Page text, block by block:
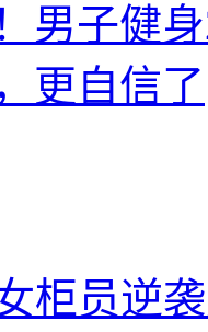
男子健
更自信了
柜员逆